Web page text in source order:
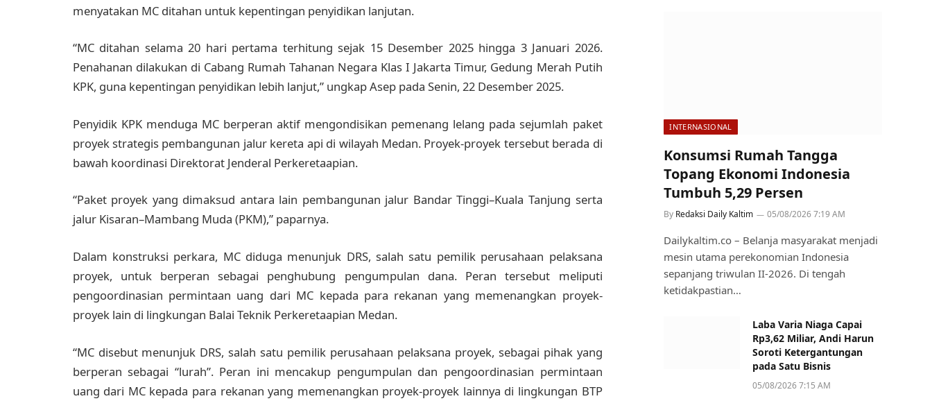
menyatakan MC ditahan untuk kepentingan penyidikan lanjutan.
“MC ditahan selama 20 hari pertama terhitung sejak 15 Desember 2025 hingga 3 Januari 2026.
Penahanan dilakukan di Cabang Rumah Tahanan Negara Klas I Jakarta Timur, Gedung Merah Putih
KPK, guna kepentingan penyidikan lebih lanjut,” ungkap Asep pada Senin, 22 Desember 2025.
Penyidik KPK menduga MC berperan aktif mengondisikan pemenang lelang pada sejumlah paket
proyek strategis pembangunan jalur kereta api di wilayah Medan. Proyek-proyek tersebut berada di
bawah koordinasi Direktorat Jenderal Perkeretaapian.
“Paket proyek yang dimaksud antara lain pembangunan jalur Bandar Tinggi–Kuala Tanjung serta
jalur Kisaran–Mambang Muda (PKM),” paparnya.
Dalam konstruksi perkara, MC diduga menunjuk DRS, salah satu pemilik perusahaan pelaksana
proyek, untuk berperan sebagai penghubung pengumpulan dana. Peran tersebut meliputi
pengoordinasian permintaan uang dari MC kepada para rekanan yang memenangkan proyek-
proyek lain di lingkungan Balai Teknik Perkeretaapian Medan.
“MC disebut menunjuk DRS, salah satu pemilik perusahaan pelaksana proyek, sebagai pihak yang
berperan sebagai “lurah”. Peran ini mencakup pengumpulan dan pengoordinasian permintaan
uang dari MC kepada para rekanan yang memenangkan proyek-proyek lainnya di lingkungan BTP
INTERNASIONAL
Konsumsi Rumah Tangga
Topang Ekonomi Indonesia
Tumbuh 5,29 Persen
By Redaksi Daily Kaltim 05/08/2026 7:19 AM
Dailykaltim.co – Belanja masyarakat menjadi
mesin utama perekonomian Indonesia
sepanjang triwulan II-2026. Di tengah
ketidakpastian…
Laba Varia Niaga Capai
Rp3,62 Miliar, Andi Harun
Soroti Ketergantungan
pada Satu Bisnis
05/08/2026 7:15 AM